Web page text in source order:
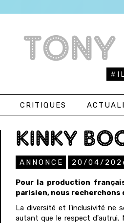
CRITIQUES
KINKY
ANNONCE 20/04/
Pour la production
parisien, nous
La diversité et l'inclusivité ne
autant que le respect d'autrui.